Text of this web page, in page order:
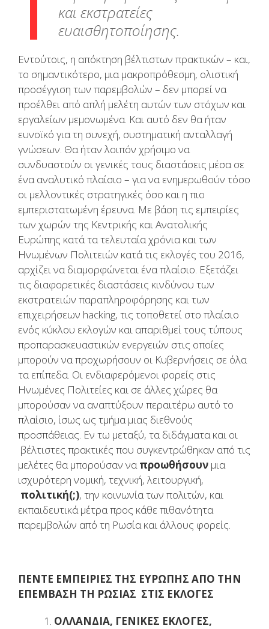
και εκστρατείες
ευαισθητοποίησης.
Εντούτοις, η απόκτηση βέλτιστων πρακτικών – και,
το σημαντικότερο, μια μακροπρόθεσμη, ολιστική
προσέγγιση των παρεμβολών – δεν μπορεί να
προέλθει από απλή μελέτη αυτών των στόχων και
εργαλείων μεμονωμένα. Και αυτό δεν θα ήταν
ευνοϊκό για τη συνεχή, συστηματική ανταλλαγή
γνώσεων. Θα ήταν λοιπόν χρήσιμο να
συνδυαστούν οι γενικές τους διαστάσεις μέσα σε
ένα αναλυτικό πλαίσιο – για να ενημερωθούν τόσο
οι μελλοντικές στρατηγικές όσο και η πιο
εμπεριστατωμένη έρευνα. Με βάση τις εμπειρίες
των χωρών της Κεντρικής και Ανατολικής
Ευρώπης κατά τα τελευταία χρόνια και των
Ηνωμένων Πολιτειών κατά τις εκλογές του 2016,
αρχίζει να διαμορφώνεται ένα πλαίσιο. Εξετάζει
τις διαφορετικές διαστάσεις κινδύνου των
εκστρατειών παραπληροφόρησης και των
επιχειρήσεων hacking, τις τοποθετεί στο πλαίσιο
ενός κύκλου εκλογών και απαριθμεί τους τύπους
προπαρασκευαστικών ενεργειών στις οποίες
μπορούν να προχωρήσουν οι Kυβερνήσεις σε όλα
τα επίπεδα. Οι ενδιαφερόμενοι φορείς στις
Ηνωμένες Πολιτείες και σε άλλες χώρες θα
μπορούσαν να αναπτύξουν περαιτέρω αυτό το
πλαίσιο, ίσως ως τμήμα μιας διεθνούς
προσπάθειας. Εν τω μεταξύ, τα διδάγματα και οι
βέλτιστες πρακτικές που συγκεντρώθηκαν από τις
μελέτες θα μπορούσαν ναπροωθήσουν μια
ισχυρότερη νομική, τεχνική, λειτουργική,
πολιτική(;), την κοινωνία των πολιτών, και
εκπαιδευτικά μέτρα προς κάθε πιθανότητα
παρεμβολών από τη Ρωσία και άλλους φορείς.
ΠΕΝΤΕ ΕΜΠΕΙΡΙΕΣ ΤΗΣ ΕΥΡΩΠΗΣ ΑΠΟ ΤΗΝ
ΕΠΕΜΒΑΣΗ ΤΗ ΡΩΣΙΑΣ ΣΤΙΣ ΕΚΛΟΓΕΣ
ΟΛΛΑΝΔΙΑ, ΓΕΝΙΚΕΣ ΕΚΛΟΓΕΣ,